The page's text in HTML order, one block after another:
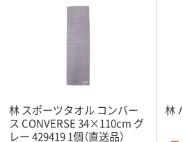
林 スポーツタオル コンバー
ス CONVERSE 34×110cm グ
レー 429419 1個（直送品）
林